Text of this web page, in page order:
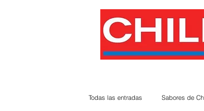
Todas las entradas Sabores de